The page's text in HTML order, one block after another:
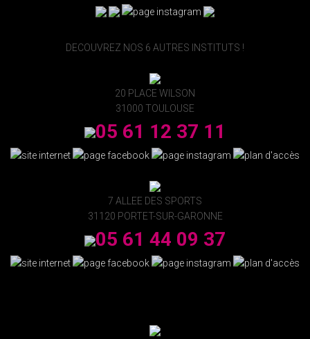
DECOUVREZ NOS 6 AUTRES INSTITUTS !
20 PLACE WILSON
31000 TOULOUSE
05 61 12 37 11
7 ALLEE DES SPORTS
31120 PORTET-SUR-GARONNE
05 61 44 09 37